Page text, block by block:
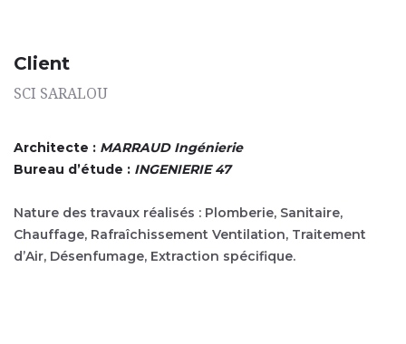
Client
SCI SARALOU
Architecte : MARRAUD Ingénierie
Bureau d’étude : INGENIERIE 47
Nature des travaux réalisés : Plomberie, Sanitaire,
Chauffage, Rafraîchissement Ventilation, Traitement
d’Air, Désenfumage, Extraction spécifique.